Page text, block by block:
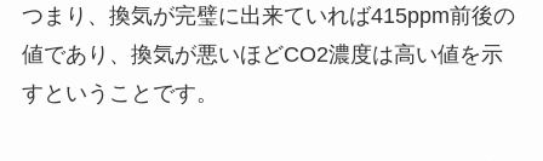
つまり、換気が完璧に出来ていれば415ppm前後の
値であり、換気が悪いほどCO2濃度は高い値を示
すということです。